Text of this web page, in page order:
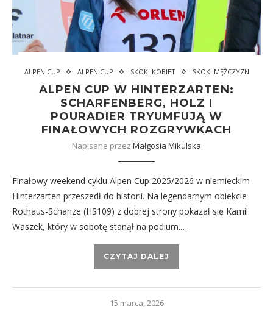
ALPEN CUP ALPEN CUP SKOKI KOBIET SKOKI MĘŻCZYZN
ALPEN CUP W HINTERZARTEN:
SCHARFENBERG, HOLZ I
POURADIER TRYUMFUJĄ W
FINAŁOWYCH ROZGRYWKACH
Napisane przez Małgosia Mikulska
Finałowy weekend cyklu Alpen Cup 2025/2026 w niemieckim
Hinterzarten przeszedł do historii. Na legendarnym obiekcie
Rothaus-Schanze (HS109) z dobrej strony pokazał się Kamil
Waszek, który w sobotę stanął na podium.…
CZYTAJ DALEJ
15 marca, 2026